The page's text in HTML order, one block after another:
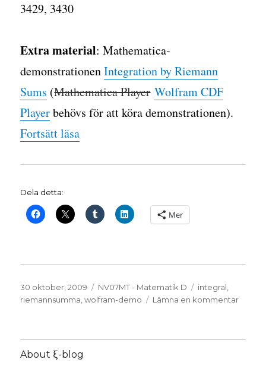
3429, 3430
Extra material: Mathematica-
demonstrationenIntegration by Riemann
Sums (Mathematica Player Wolfram CDF
Playerbehövs för att köra demonstrationen).
Fortsätt läsa”Lektioner v. 43 och 45: Integraler”
Dela detta:
Mer
Publicerat
den
30 oktober, 2009 Kategorier
NV07MT - Matematik D Etiketter
integral,
riemannsumma,wolfram-demo Lämna en kommentartill
About ξ-blog